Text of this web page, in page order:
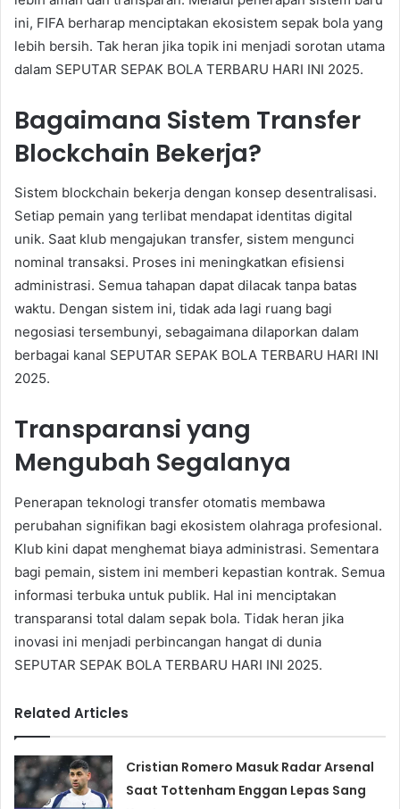
ini, FIFA berharap menciptakan ekosistem sepak bola yang
lebih bersih. Tak heran jika topik ini menjadi sorotan utama
dalam SEPUTAR SEPAK BOLA TERBARU HARI INI 2025.
Bagaimana Sistem Transfer
Blockchain Bekerja?
Sistem blockchain bekerja dengan konsep desentralisasi.
Setiap pemain yang terlibat mendapat identitas digital
unik. Saat klub mengajukan transfer, sistem mengunci
nominal transaksi. Proses ini meningkatkan efisiensi
administrasi. Semua tahapan dapat dilacak tanpa batas
waktu. Dengan sistem ini, tidak ada lagi ruang bagi
negosiasi tersembunyi, sebagaimana dilaporkan dalam
berbagai kanal SEPUTAR SEPAK BOLA TERBARU HARI INI
2025.
Transparansi yang
Mengubah Segalanya
Penerapan teknologi transfer otomatis membawa
perubahan signifikan bagi ekosistem olahraga profesional.
Klub kini dapat menghemat biaya administrasi. Sementara
bagi pemain, sistem ini memberi kepastian kontrak. Semua
informasi terbuka untuk publik. Hal ini menciptakan
transparansi total dalam sepak bola. Tidak heran jika
inovasi ini menjadi perbincangan hangat di dunia
SEPUTAR SEPAK BOLA TERBARU HARI INI 2025.
Related Articles
Cristian Romero Masuk Radar Arsenal
Saat Tottenham Enggan Lepas Sang